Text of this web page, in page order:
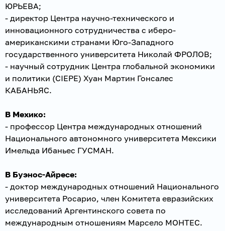
ЮРЬЕВА;
- директор Центра научно-технического и
инновационного сотрудничества с иберо-
американскими странами Юго-Западного
государственного университета Николай ФРОЛОВ;
- научный сотрудник Центра глобальной экономики
и политики (CIEPE) Хуан Мартин Гонсалес
КАБАНЬЯС.
В Мехико:
- профессор Центра международных отношений
Национального автономного университета Мексики
Имельда Ибаньес ГУСМАН.
В Буэнос-Айресе:
- доктор международных отношений Национального
университета Росарио, член Комитета евразийских
исследований Аргентинского совета по
международным отношениям Марсело МОНТЕС.